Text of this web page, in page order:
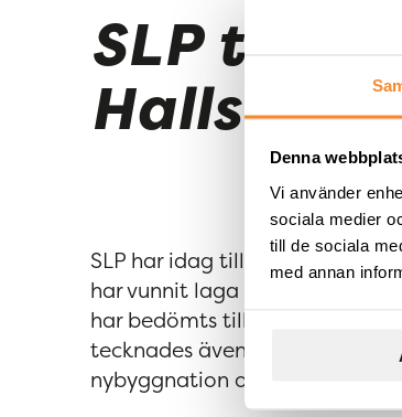
Denna
Vi använder
sociala medier
till de sociala
med annan
SLP
Hallsberg
SLP har idag tillträtt en
har vunnit laga kraft.
har bedömts till drygt 800
tecknades även ett 15-årigt
nybyggnation omfattande ca